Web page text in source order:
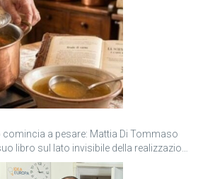
a pesare: Mattia Di Tommaso
libro sul lato invisibile della realizzazione